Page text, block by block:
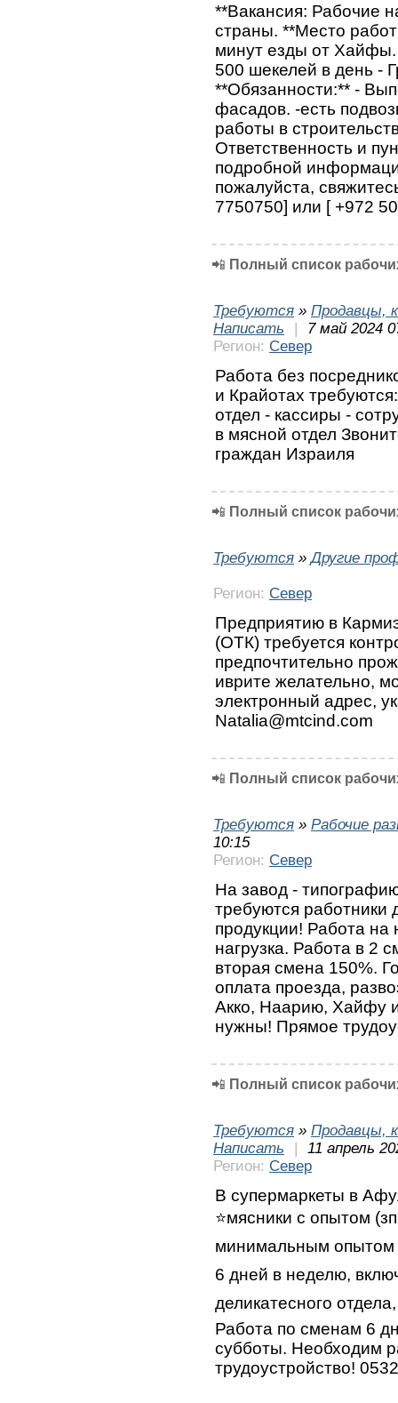
**Вакансия: Рабочие
страны. **Место
минут езды от Хайфы.
500 шекелей в день -
**Обязанности:** -
фасадов. -есть
работы в
Ответственность и
подробной
пожалуйста,
7750750] или [ +972
📲 Полный список
Требуются » Продавцы,
Написать
|
7 май 2024
Регион: Север
Работа без
и Крайотах
отдел - кассиры -
в мясной отдел
граждан Израиля
📲 Полный список
Требуются »Другие
Регион: Север
Предприятию в
(ОТК)‎ требуется
предпочтительно
иврите желательно,
электронный адрес,
Natalia@mtcind.com
📲 Полный список
Требуются » Рабочие
10:15
Регион: Север
На завод -
требуются работники
продукции! Работа на
нагрузка. Работа в 2
вторая смена 150%.
оплата проезда,
Акко, Наарию, Хайфу
нужны! Прямое
📲 Полный список
Требуются » Продавцы,
Написать
|
11 апрель
Регион: Север
В супермаркеты в
⭐мясники с опытом
минимальным опытом
6 дней в неделю,
деликатесного
Работа по сменам 6
субботы. Необходим
трудоустройство!